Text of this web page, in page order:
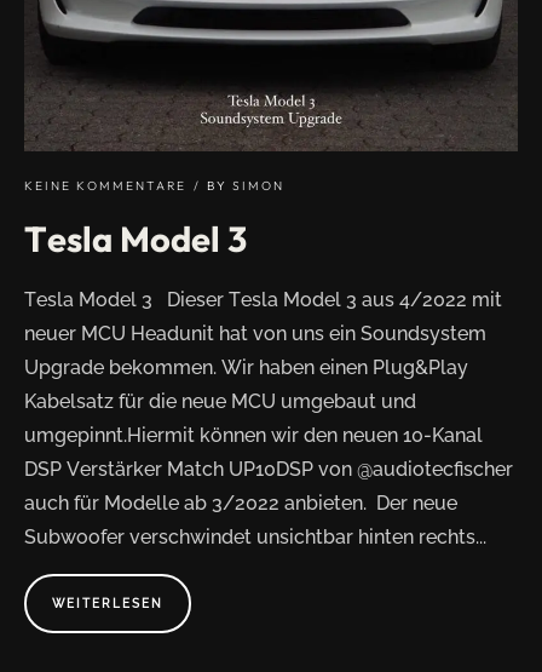
KEINE KOMMENTARE BY SIMON
Tesla Model 3
Tesla Model 3 Dieser Tesla Model 3 aus 4/2022 mit
neuer MCU Headunit hat von uns ein Soundsystem
Upgrade bekommen. Wir haben einen Plug&Play
Kabelsatz für die neue MCU umgebaut und
umgepinnt.Hiermit können wir den neuen 10-Kanal
DSP Verstärker Match UP10DSP von @audiotecfischer
auch für Modelle ab 3/2022 anbieten. Der neue
Subwoofer verschwindet unsichtbar hinten rechts...
WEITERLESEN
O